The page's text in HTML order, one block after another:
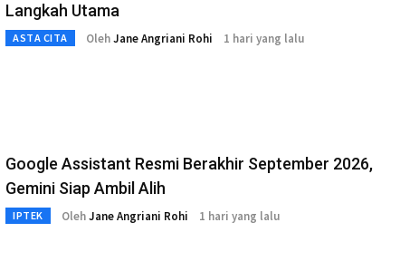
Langkah Utama
ASTA CITA OlehJane Angriani Rohi 1 hari yang lalu
Google Assistant Resmi Berakhir September 2026,
Gemini Siap Ambil Alih
IPTEK OlehJane Angriani Rohi 1 hari yang lalu